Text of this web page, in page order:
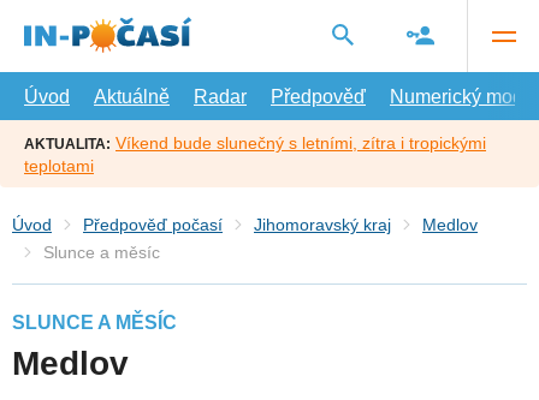
hlavní
Úvod
Aktuálně Radar Předpověď Numerický model
AKTUALITA: Víkend bude slunečný s letními, zítra i tropickými
teplotami
Úvod Předpověď počasí Jihomoravský kraj
Medlov
Slunce a měsíc
SLUNCE A MĚSÍC
Medlov